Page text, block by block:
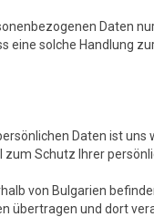
Daten
eine solche Handlung
Daten ist
Schutz Ihrer
von Bulgarien
übertragen und dort